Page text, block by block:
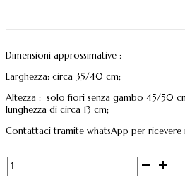
Dimensioni approssimative :
Larghezza: circa 35/40 cm;
Altezza : solo fiori senza gambo 45/50
lunghezza di circa 13 cm;
Contattaci tramite whatsApp per
Fiori
artificiali